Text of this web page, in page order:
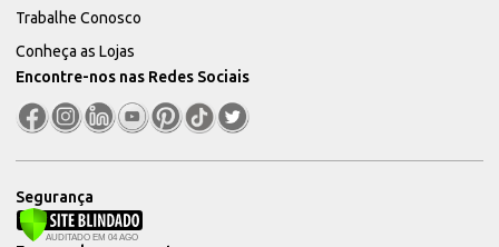
Trabalhe Conosco
Conheça as Lojas
Encontre-nos nas Redes Sociais
Segurança